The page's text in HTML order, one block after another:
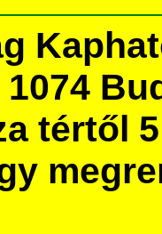
tértől